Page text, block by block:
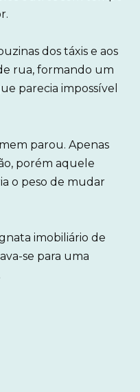
dos táxis e aos
rua, formando um
parecia impossível
parou. Apenas
porém aquele
o peso de mudar
imobiliário de
se para uma